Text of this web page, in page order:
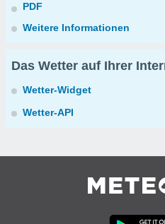
PDF
Weitere Informationen
Das Wetter auf Ihrer
Wetter-Widget
Wetter-API